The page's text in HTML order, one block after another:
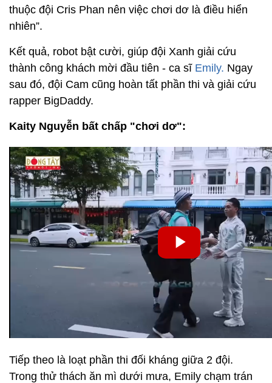
thuộc đội Cris Phan nên việc chơi dơ là điều hiển
nhiên”.
Kết quả, robot bật cười, giúp đội Xanh giải cứu
thành công khách mời đầu tiên - ca sĩ Emily. Ngay
sau đó, đội Cam cũng hoàn tất phần thi và giải cứu
rapper BigDaddy.
Kaity Nguyễn bất chấp "chơi dơ":
Tiếp theo là loạt phần thi đối kháng giữa 2 đội.
Trong thử thách ăn mì dưới mưa, Emily chạm trán